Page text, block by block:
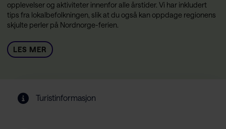
opplevelser og aktiviteter innenfor alle årstider. Vi har inkludert
tips fra lokalbefolkningen, slik at du også kan oppdage regionens
skjulte perler på Nordnorge-ferien.
LES MER
Turistinformasjon